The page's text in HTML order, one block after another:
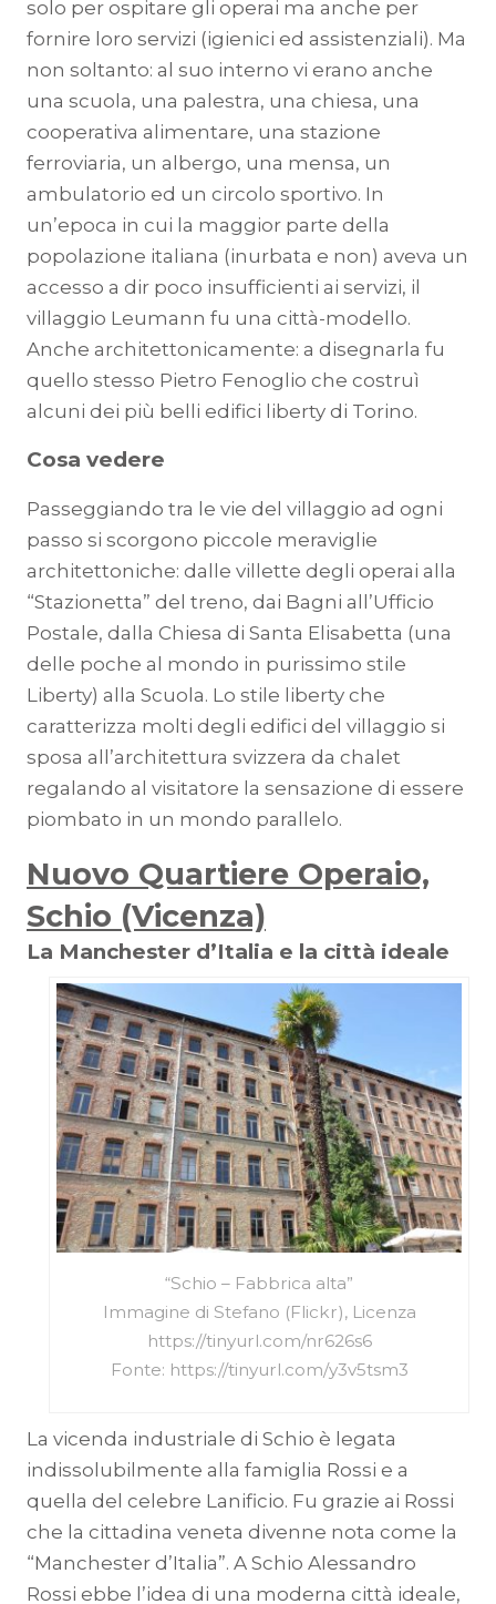
solo per ospitare gli operai ma anche per
fornire loro servizi (igienici ed assistenziali). Ma
non soltanto: al suo interno vi erano anche
una scuola, una palestra, una chiesa, una
cooperativa alimentare, una stazione
ferroviaria, un albergo, una mensa, un
ambulatorio ed un circolo sportivo. In
un’epoca in cui la maggior parte della
popolazione italiana (inurbata e non) aveva un
accesso a dir poco insufficienti ai servizi, il
villaggio Leumann fu una città-modello.
Anche architettonicamente: a disegnarla fu
quello stesso Pietro Fenoglio che costruì
alcuni dei più belli edifici liberty di Torino.
Cosa vedere
Passeggiando tra le vie del villaggio ad ogni
passo si scorgono piccole meraviglie
architettoniche: dalle villette degli operai alla
“Stazionetta” del treno, dai Bagni all’Ufficio
Postale, dalla Chiesa di Santa Elisabetta (una
delle poche al mondo in purissimo stile
Liberty) alla Scuola. Lo stile liberty che
caratterizza molti degli edifici del villaggio si
sposa all’architettura svizzera da chalet
regalando al visitatore la sensazione di essere
piombato in un mondo parallelo.
Nuovo Quartiere Operaio,
Schio (Vicenza)
La Manchester d’Italia e la città ideale
“Schio – Fabbrica alta”
Immagine di Stefano (Flickr), Licenza
https://tinyurl.com/nr626s6
Fonte: https://tinyurl.com/y3v5tsm3
La vicenda industriale di Schio è legata
indissolubilmente alla famiglia Rossi e a
quella del celebre Lanificio. Fu grazie ai Rossi
che la cittadina veneta divenne nota come la
“Manchester d’Italia”. A Schio Alessandro
Rossi ebbe l’idea di una moderna città ideale,